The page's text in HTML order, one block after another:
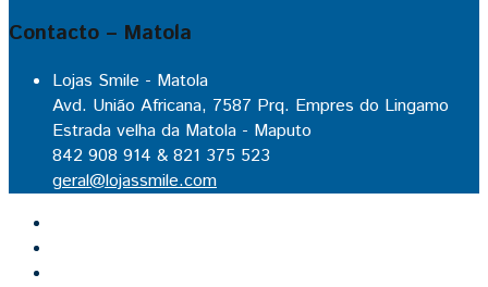
Contacto – Matola
Lojas Smile - Matola
Avd. União Africana, 7587 Prq. Empres do Lingamo
Estrada velha da Matola - Maputo
842 908 914 & 821 375 523
geral@lojassmile.com